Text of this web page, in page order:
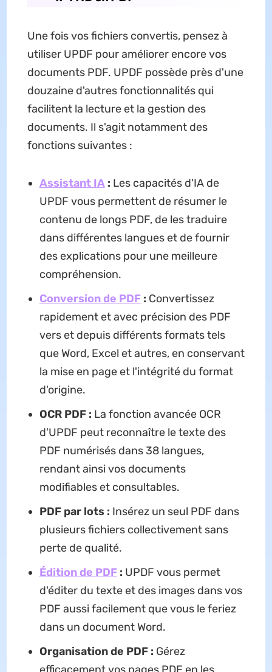
Une fois vos fichiers convertis, pensez à
utiliser UPDF pour améliorer encore vos
documents PDF. UPDF possède près d'une
douzaine d'autres fonctionnalités qui
facilitent la lecture et la gestion des
documents. Il s'agit notamment des
fonctions suivantes :
Assistant IA: Les capacités d'IA de
UPDF vous permettent de résumer le
contenu de longs PDF, de les traduire
dans différentes langues et de fournir
des explications pour une meilleure
compréhension.
Conversion de PDF: Convertissez
rapidement et avec précision des PDF
vers et depuis différents formats tels
que Word, Excel et autres, en conservant
la mise en page et l'intégrité du format
d'origine.
OCR PDF : La fonction avancée OCR
d'UPDF peut reconnaître le texte des
PDF numérisés dans 38 langues,
rendant ainsi vos documents
modifiables et consultables.
PDF par lots : Insérez un seul PDF dans
plusieurs fichiers collectivement sans
perte de qualité.
Édition de PDF: UPDF vous permet
d'éditer du texte et des images dans vos
PDF aussi facilement que vous le feriez
dans un document Word.
Organisation de PDF : Gérez